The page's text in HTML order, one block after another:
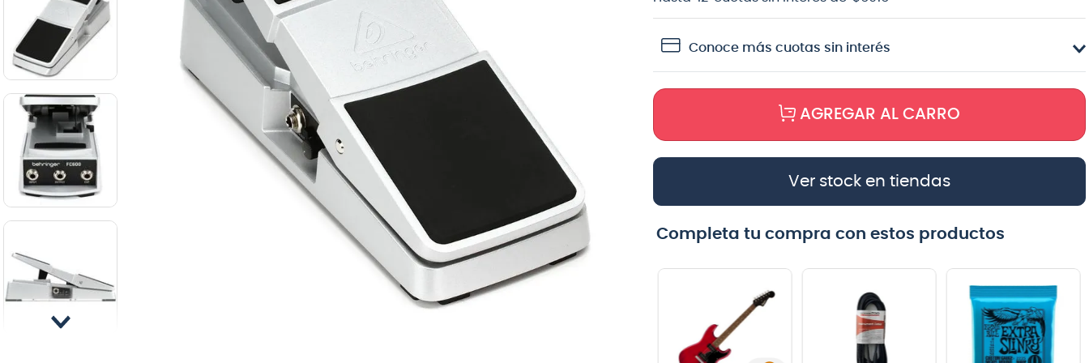
Conoce más cuotas sin interés
AGREGAR AL CARRO
Ver stock en tiendas
Completa tu compra con estos productos
bateria
micrófono